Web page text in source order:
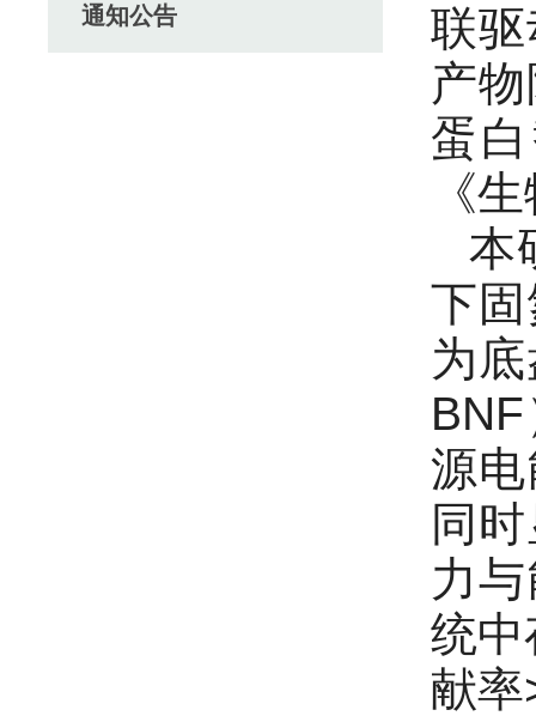
通知公告
联
产
蛋
《
本
下
为
源
同
力
统中
献